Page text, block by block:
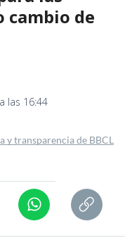
cambio de
las 16:44
y transparencia de BBCL